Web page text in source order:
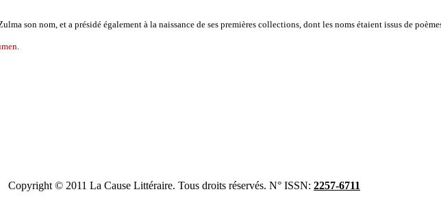
son nom, et a présidé également à la naissance de ses premières collections, dont les noms étaient issus de
Copyright © 2011 La Cause Littéraire. Tous droits réservés. N° ISSN: 2257-6711